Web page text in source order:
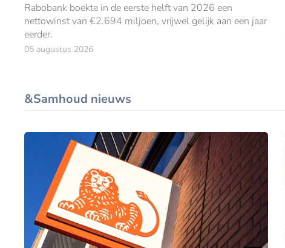
Rabobank boekte in de eerste helft van 2026 een
nettowinst van €2.694 miljoen, vrijwel gelijk aan een jaar
eerder.
05 augustus 2026
&Samhoud nieuws